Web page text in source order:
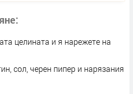
целината и я нарежете на
сол, черен пипер и нарязания